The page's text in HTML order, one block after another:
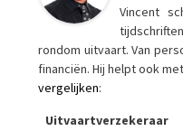
Vincent
rondom uitvaart. Van
financiën. Hij helpt ook
vergelijken:
Uitvaartverzekeraar